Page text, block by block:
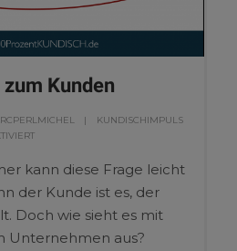
Kunden
KUNDISCHIMPULS
kann diese Frage leicht
der Kunde ist es, der
Doch wie sieht es mit
Unternehmen aus?